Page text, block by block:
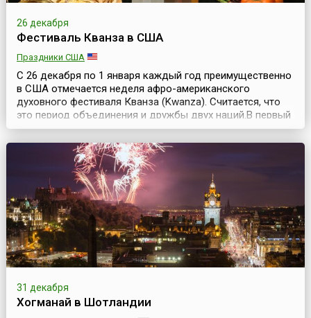
26 декабря
Фестиваль Кванза в США
Праздники США
С 26 декабря по 1 января каждый год преимущественно
в США отмечается неделя афро-американского
духовного фестиваля Кванза (Kwanza). Считается, что
это период объединения и дружбы двух наций.В первый
раз неделя Кванза проходила с 26 декабря 1966 года по
1 января 1967 года.В праздничную неделю, сразу после
Рождества, афро-американцы каждый вечер
собираются за большим столом, зажигают свечи (...
31 декабря
Хогманай в Шотландии